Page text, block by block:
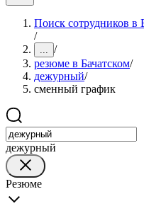
Поиск сотрудников в
/
... /
резюме в Бачатском/
дежурный/
сменный график
дежурный
Резюме